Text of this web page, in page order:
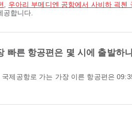
우아리 부메디엔 공항에서 사비하 괵첸
합니다.
빠른 항공편은 몇 시에 출발하